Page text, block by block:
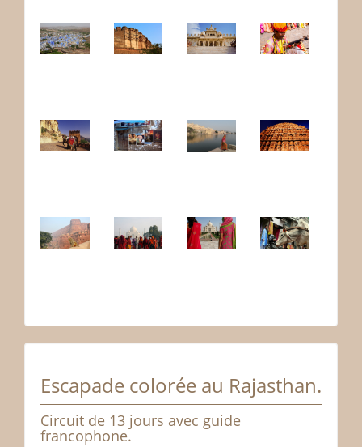
Escapade colorée au Rajasthan.
Circuit de 13 jours avec guide
francophone.